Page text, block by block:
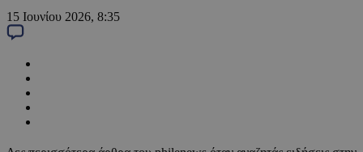
15 Ιουνίου 2026, 8:35